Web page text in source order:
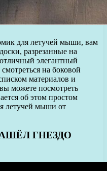
для летучей мыши, вам
разрезанные на
элегантный
на боковой
материалов и
можете посмотреть
об этом простом
летучей мыши от
ГНЕЗДО